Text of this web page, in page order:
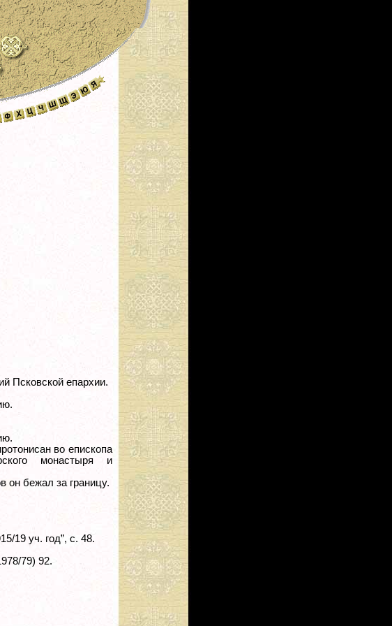
Псковской епархии.
во епископа
монастыря и
он бежал за границу.
19 уч. год”, с. 48.
79) 92.